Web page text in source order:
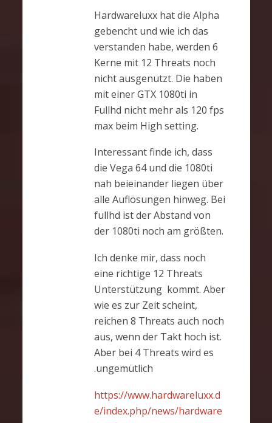
Hardwareluxx hat die Alpha
gebencht und wie ich das
verstanden habe, werden 6
Kerne mit 12 Threats noch
nicht ausgenutzt. Die haben
mit einer GTX 1080ti in
Fullhd nicht mehr als 120 fps
max beim High setting.
Interessant finde ich, dass
die Vega 64 und die 1080ti
nah beieinander liegen über
alle Auflösungen hinweg. Bei
fullhd ist der Abstand von
der 1080ti noch am größten.
Ich denke mir, dass noch
eine richtige 12 Threats
Unterstützung kommt. Aber
wie es zur Zeit scheint,
reichen 8 Threats auch noch
aus, wenn der Takt hoch ist.
Aber bei 4 Threats wird es
.ungemütlich
https://www.hardwareluxx.d
e/index.php/news/hardware